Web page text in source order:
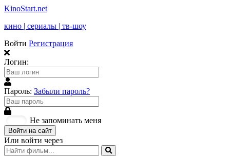
KinoStart.net
кино | сериалы | тв-шоу
Войти Регистрация
Логин:
Пароль: Забыли пароль?
Не запоминать меня
Войти на сайт
Или войти через